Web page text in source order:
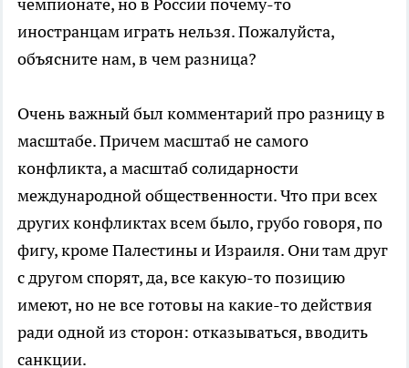
чемпионате, но в России почему-то
иностранцам играть нельзя. Пожалуйста,
объясните нам, в чем разница?
Очень важный был комментарий про разницу в
масштабе. Причем масштаб не самого
конфликта, а масштаб солидарности
международной общественности. Что при всех
других конфликтах всем было, грубо говоря, по
фигу, кроме Палестины и Израиля. Они там друг
с другом спорят, да, все какую-то позицию
имеют, но не все готовы на какие-то действия
ради одной из сторон: отказываться, вводить
санкции.